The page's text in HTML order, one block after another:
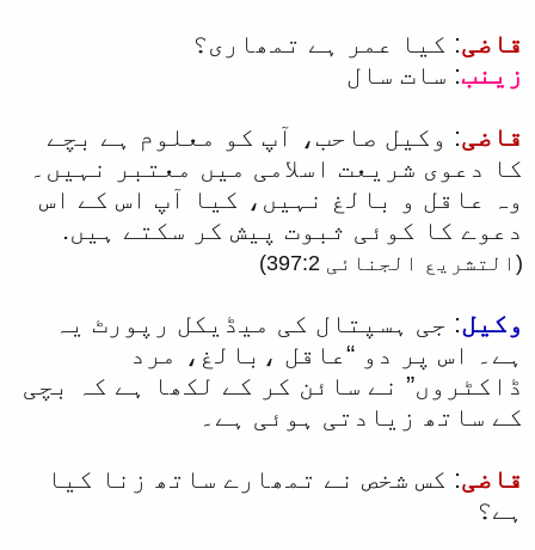
قاضی: کیا عمر ہے تمھاری؟
زینب: سات سال
قاضی: وکیل صاحب، آپ کو معلوم ہے بچے
کا دعوی شریعت اسلامی میں معتبر نہیں۔
وہ عاقل و بالغ نہیں، کیا آپ اس کے اس
دعوے کا کوئی ثبوت پیش کر سکتے ہیں.
(التشریع الجنائی 397:2)
وکیل: جی ہسپتال کی میڈیکل رپورٹ یہ
ہے۔ اس پر دو “عاقل ،بالغ، مرد
ڈاکٹروں” نے سائن کر کے لکھا ہے کہ بچی
کے ساتھ زیادتی ہوئی ہے۔
قاضی: کس شخص نے تمھارے ساتھ زنا کیا
ہے؟